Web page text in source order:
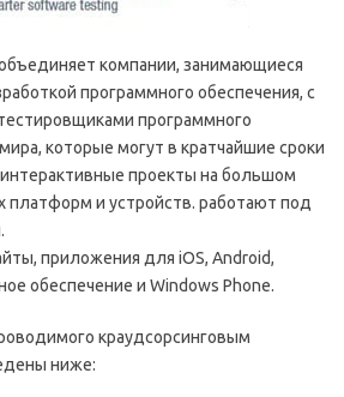
компании, занимающиеся
программного обеспечения, с
программного
которые могут в кратчайшие сроки
проекты на большом
платформ и устройств. работают под
приложения для iOS, Android,
обеспечение и Windows Phone.
краудсорсинговым
ниже: